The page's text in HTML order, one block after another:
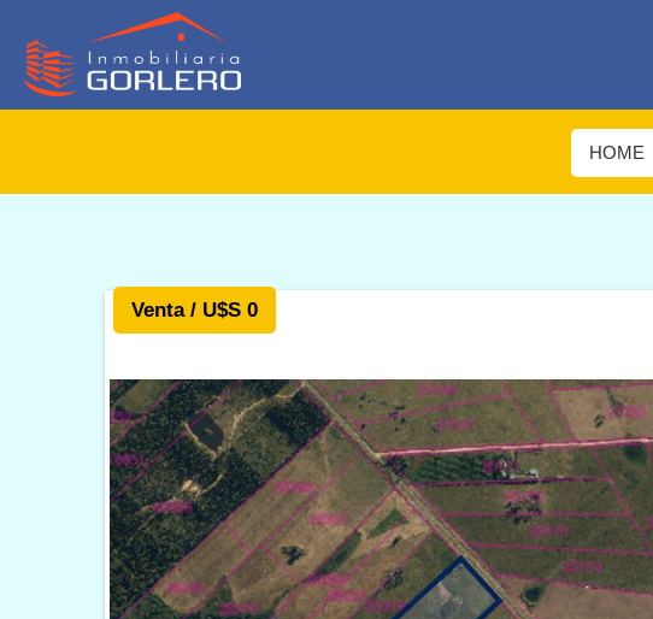
HOME
Venta / U$S 0